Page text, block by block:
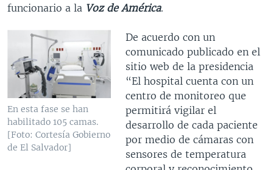
funcionario a la Voz de América.
En esta fase se han
habilitado 105 camas.
[Foto: Cortesía Gobierno
de El Salvador]
De acuerdo con un
comunicado publicado en el
sitio web de la presidencia
“El hospital cuenta con un
centro de monitoreo que
permitirá vigilar el
desarrollo de cada paciente
por medio de cámaras con
sensores de temperatura